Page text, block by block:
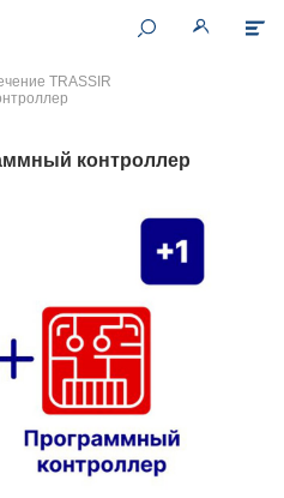
TRASSIR
контроллер